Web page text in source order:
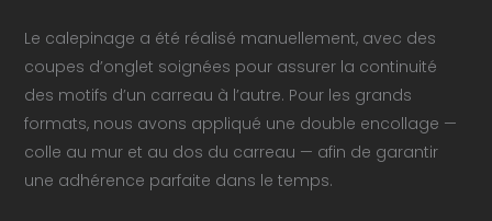
Le calepinage a été réalisé manuellement, avec des
coupes d’onglet soignées pour assurer la continuité
des motifs d’un carreau à l’autre. Pour les grands
formats, nous avons appliqué une double encollage —
colle au mur et au dos du carreau — afin de garantir
une adhérence parfaite dans le temps.